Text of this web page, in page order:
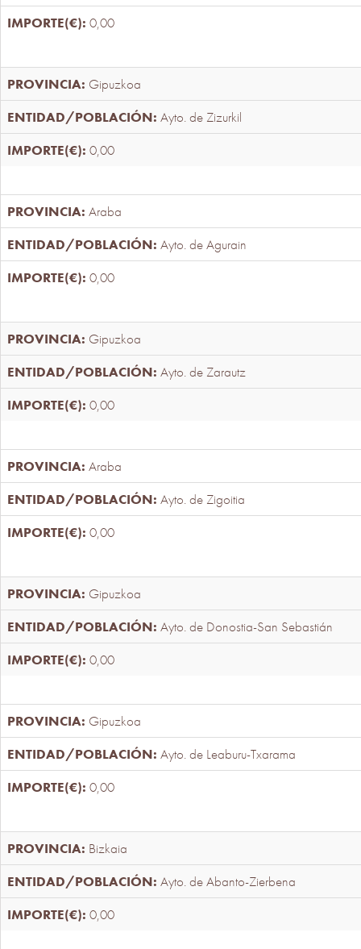
0,00
Gipuzkoa
Ayto. de Zizurkil
0,00
Araba
Ayto. de Agurain
0,00
Gipuzkoa
Ayto. de Zarautz
0,00
Araba
Ayto. de Zigoitia
0,00
Gipuzkoa
Ayto. de Donostia-San Sebastián
0,00
Gipuzkoa
Ayto. de Leaburu-Txarama
0,00
Bizkaia
Ayto. de Abanto-Zierbena
0,00